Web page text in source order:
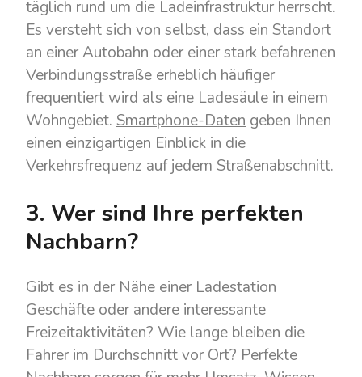
täglich rund um die Ladeinfrastruktur herrscht.
Es versteht sich von selbst, dass ein Standort
an einer Autobahn oder einer stark befahrenen
Verbindungsstraße erheblich häufiger
frequentiert wird als eine Ladesäule in einem
Wohngebiet. Smartphone-Daten geben Ihnen
einen einzigartigen Einblick in die
Verkehrsfrequenz auf jedem Straßenabschnitt.
3. Wer sind Ihre perfekten
Nachbarn?
Gibt es in der Nähe einer Ladestation
Geschäfte oder andere interessante
Freizeitaktivitäten? Wie lange bleiben die
Fahrer im Durchschnitt vor Ort? Perfekte